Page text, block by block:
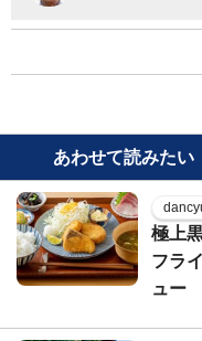
あわせて読みたい
極上
フラ
ュー